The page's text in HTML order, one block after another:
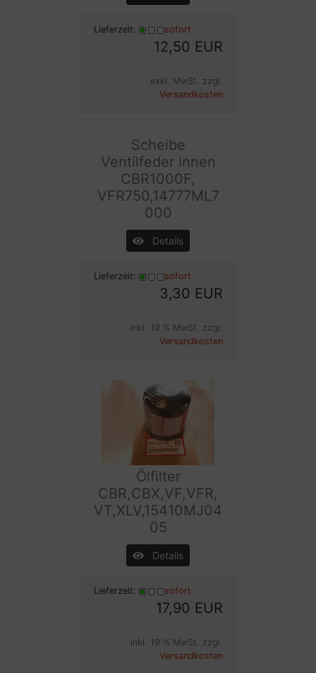
Lieferzeit: sofort
12,50 EUR
exkl. MwSt. zzgl.
Versandkosten
Scheibe
Ventilfeder innen
CBR1000F,
VFR750,14777ML7
000
Details
Lieferzeit: sofort
3,30 EUR
inkl. 19 % MwSt. zzgl.
Versandkosten
Ölfilter
CBR,CBX,VF,VFR,
VT,XLV,15410MJ04
05
Details
Lieferzeit: sofort
17,90 EUR
inkl. 19 % MwSt. zzgl.
Versandkosten